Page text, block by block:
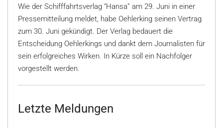
Wie der Schifffahrtsverlag “Hansa” am 29. Juni in einer
Pressemitteilung meldet, habe Oehlerking seinen Vertrag
zum 30. Juni gekündigt. Der Verlag bedauert die
Entscheidung Oehlerkings und dankt dem Journalisten für
sein erfolgreiches Wirken. In Kürze soll ein Nachfolger
vorgestellt werden.
Letzte Meldungen